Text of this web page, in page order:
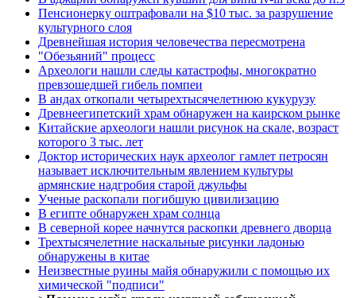
Пенсионерку оштрафовали на $10 тыс. за разрушение
культурного слоя
Древнейшая история человечества пересмотрена
"Обезьяний" процесс
Археологи нашли следы катастрофы, многократно
превзошедшей гибель помпеи
В андах откопали четырехтысячелетнюю кукурузу
Древнеегипетский храм обнаружен на каирском рынке
Китайские археологи нашли рисунок на скале, возраст
которого 3 тыс. лет
Доктор исторических наук археолог гамлет петросян
называет исключительным явлением культуры
армянские надгробия старой джульфы
Ученые раскопали погибшую цивилизацию
В египте обнаружен храм солнца
В северной корее начнутся раскопки древнего дворца
Трехтысячелетние наскальные рисунки ладонью
обнаружены в китае
Неизвестные руины майя обнаружили с помощью их
химической "подписи"